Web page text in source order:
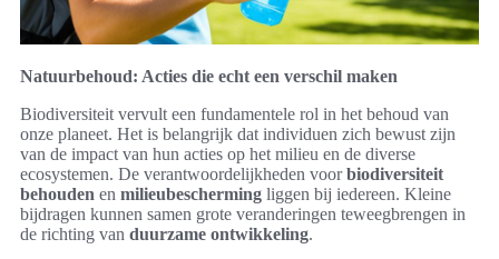
Natuurbehoud: Acties die echt een verschil maken
Biodiversiteit vervult een fundamentele rol in het behoud van
onze planeet. Het is belangrijk dat individuen zich bewust zijn
van de impact van hun acties op het milieu en de diverse
ecosystemen. De verantwoordelijkheden voorbiodiversiteit
behouden en milieubescherming liggen bij iedereen. Kleine
bijdragen kunnen samen grote veranderingen teweegbrengen in
de richting van duurzame ontwikkeling.